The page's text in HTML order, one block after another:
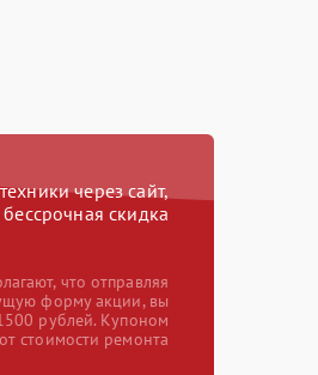
через сайт,
скидка
что отправляя
форму акции, вы
рублей. Купоном
стоимости ремонта